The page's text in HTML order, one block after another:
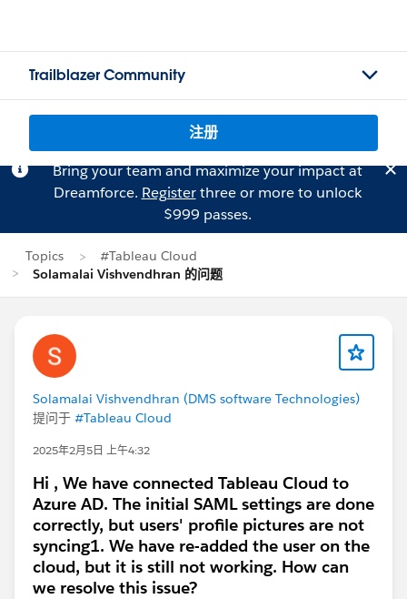
Trailblazer Community
注册
Bring your team and maximize your impact at
Dreamforce. Registerthree or more to unlock
$999 passes.
Topics
#Tableau Cloud
Solamalai Vishvendhran 的问题
Solamalai Vishvendhran (DMS software Technologies)
提问于 #Tableau Cloud
2025年2月5日 上午4:32
Hi , We have connected Tableau Cloud to
Azure AD. The initial SAML settings are done
correctly, but users' profile pictures are not
syncing1. We have re-added the user on the
cloud, but it is still not working. How can
we resolve this issue?